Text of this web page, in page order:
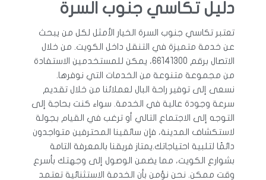
دليل تكاسي جنوب السرة
تعتبر تكاسي جنوب السرة الخيار الأمثل لكل من يبحث
عن خدمة متميزة في التنقل داخل الكويت. من خلال
الاتصال برقم 66141300، يمكن للمستخدمين الاستفادة
من مجموعة متنوعة من الخدمات التي نوفرها.
نسعى إلى توفير راحة البال لعملائنا من خلال تقديم
سرعة وجودة عالية في الخدمة. سواء كنت بحاجة إلى
التوجه إلى الاجتماع التالي أو ترغب في القيام بجولة
لاستكشاف المدينة، فإن سائقينا المحترفين متواجدون
دائمًا لتلبية احتياجاتك.يمتاز فريقنا بالمعرفة التامة
بشوارع الكويت، مما يضمن الوصول إلى وجهتك بأسرع
وقت ممكن. نحن نؤمن بأن الخدمة الاستثنائية تعتمد